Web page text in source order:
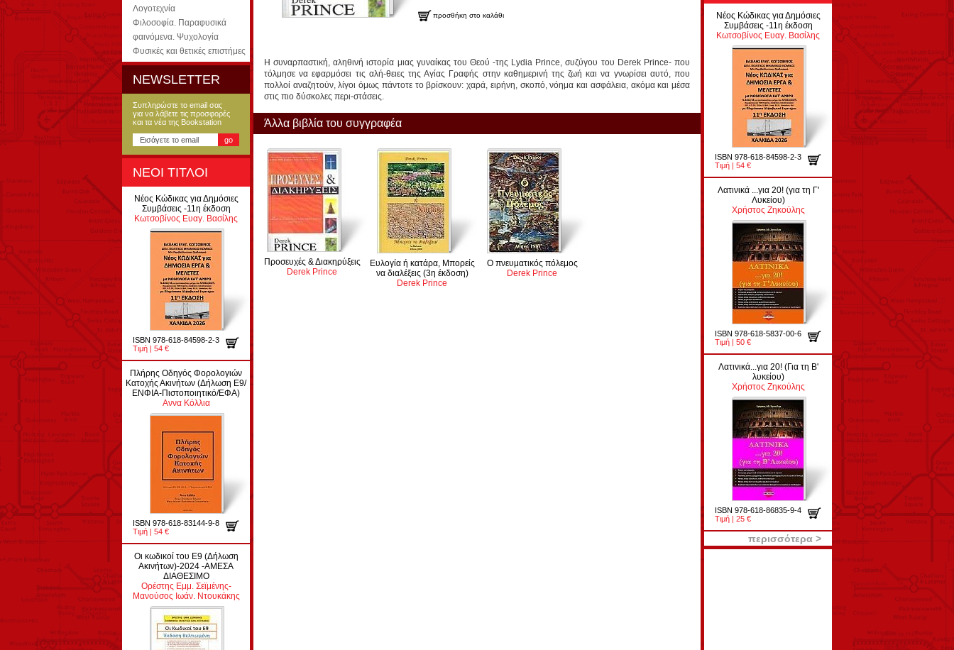
Λογοτεχνία
Φιλοσοφία. Παραφυσικά
φαινόμενα. Ψυχολογία
Φυσικές και θετικές επιστήμες
NEWSLETTER
Συπληρώστε το email σας
για να λάβετε τις προσφορές
και τα νέα της Bookstation
ΝΕΟΙ ΤΙΤΛΟΙ
Νέος Κώδικας για Δημόσιες
Συμβάσεις -11η έκδοση
Κωτσοβίνος Ευαγ. Βασίλης
ISBN 978-618-84598-2-3
Τιμή | 54 €
Πλήρης Οδηγός Φορολογιών
Κατοχής Ακινήτων (Δήλωση Ε9/
ΕΝΦΙΑ-Πιστοποιητικό/ΕΦΑ)
Αννα Κόλλια
ISBN 978-618-83144-9-8
Τιμή | 54 €
Οι κωδικοί του Ε9 (Δήλωση
Ακινήτων)-2024 -ΑΜΕΣΑ
ΔΙΑΘΕΣΙΜΟ
Ορέστης Εμμ. Σεϊμένης-
Μανούσος Ιωάν. Ντουκάκης
προσθήκη στο καλάθι
Η συναρπαστική, αληθινή ιστορία μιας γυναίκας του Θεού -της Lydia Prince, συζύγου του Derek Prince- που
τόλμησε να εφαρμόσει τις αλή-θειες της Αγίας Γραφής στην καθημερινή της ζωή και να γνωρίσει αυτό, που
πολλοί αναζητούν, λίγοι όμως πάντοτε το βρίσκουν: χαρά, ειρήνη, σκοπό, νόημα και ασφάλεια, ακόμα και μέσα
στις πιο δύσκολες περι-στάσεις.
Άλλα βιβλία του συγγραφέα
Προσευχές & Διακηρύξεις
Derek Prince
Ευλογία ή κατάρα, Μπορείς
να διαλέξεις (3η έκδοση)
Derek Prince
Ο πνευματικός πόλεμος
Derek Prince
Νέος Κώδικας για Δημόσιες
Συμβάσεις -11η έκδοση
Κωτσοβίνος Ευαγ. Βασίλης
ISBN 978-618-84598-2-3
Τιμή | 54 €
Λατινικά ...για 20! (για τη Γ'
Λυκείου)
Χρήστος Ζηκούλης
ISBN 978-618-5837-00-6
Τιμή | 50 €
Λατινικά...για 20! (Για τη Β'
λυκείου)
Χρήστος Ζηκούλης
ISBN 978-618-86835-9-4
Τιμή | 25 €
περισσότερα >